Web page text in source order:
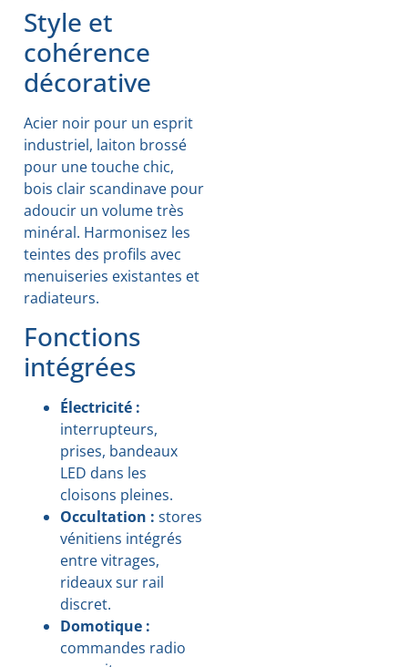
Style et
cohérence
décorative
Acier noir pour un esprit
industriel, laiton brossé
pour une touche chic,
bois clair scandinave pour
adoucir un volume très
minéral. Harmonisez les
teintes des profils avec
menuiseries existantes et
radiateurs.
Fonctions
intégrées
Électricité :
interrupteurs,
prises, bandeaux
LED dans les
cloisons pleines.
Occultation : stores
vénitiens intégrés
entre vitrages,
rideaux sur rail
discret.
Domotique :
commandes radio